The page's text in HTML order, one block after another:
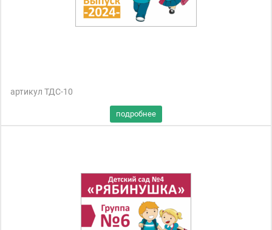
артикул ТДС-10